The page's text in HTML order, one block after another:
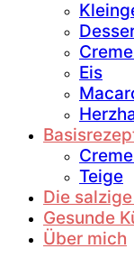
Eis
Teige
Die
Gesunde
Über mich